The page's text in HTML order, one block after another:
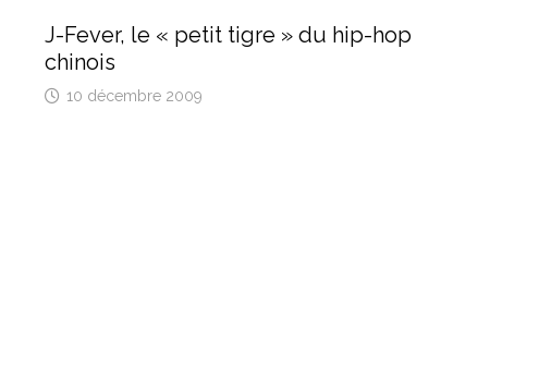
J-Fever, le « petit tigre » du hip-hop
chinois
10 décembre 2009